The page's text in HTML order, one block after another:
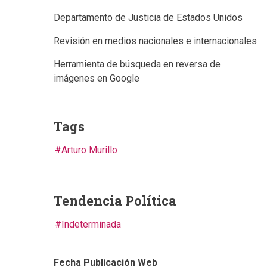
Departamento de Justicia de Estados Unidos
Revisión en medios nacionales e internacionales
Herramienta de búsqueda en reversa de
imágenes en Google
Tags
Arturo Murillo
Tendencia Política
Indeterminada
Fecha Publicación Web